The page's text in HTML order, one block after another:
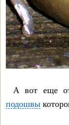
А вот еще
подошвы